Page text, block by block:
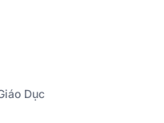
Dục